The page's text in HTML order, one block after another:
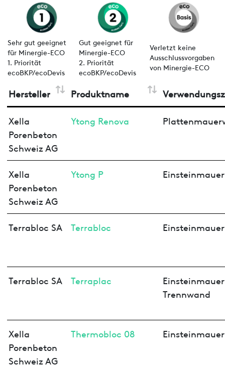
Sehr gut geeignet
für Minergie-ECO
1. Priorität
ecoBKP/ecoDevis
Gut geeignet für
Minergie-ECO
2. Priorität
ecoBKP/ecoDevis
Verletzt keine
Ausschlussvorgaben
von Minergie-ECO
Hersteller Produktname
Xella
Porenbeton
Schweiz AG
Ytong Renova
Xella
Porenbeton
Schweiz AG
Ytong P
Terrabloc SA Terrabloc
Terrabloc SA Terraplac
Trennwand
Xella
Porenbeton
Schweiz AG
Thermobloc 08